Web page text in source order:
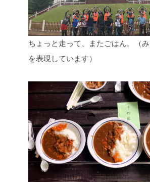
ちょっと走って、またごはん。（
を表現しています）